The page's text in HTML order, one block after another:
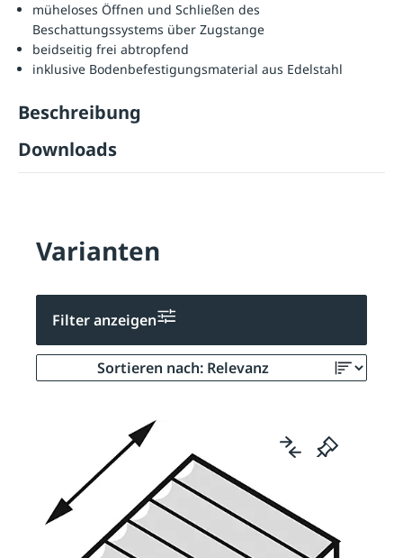
müheloses Öffnen und Schließen des
Beschattungssystems über Zugstange
beidseitig frei abtropfend
inklusive Bodenbefestigungsmaterial aus Edelstahl
Beschreibung
Downloads
Varianten
Filter anzeigen